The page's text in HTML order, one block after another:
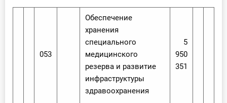
053
Обеспечение
хранения
специального
медицинского
резерва и развитие
инфраструктуры
здравоохранения
5
950
351